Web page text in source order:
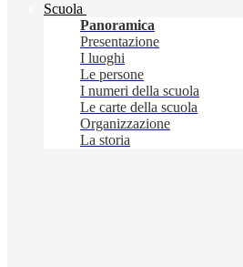
Scuola
Panoramica
Presentazione
I luoghi
Le persone
I numeri della scuola
Le carte della scuola
Organizzazione
La storia